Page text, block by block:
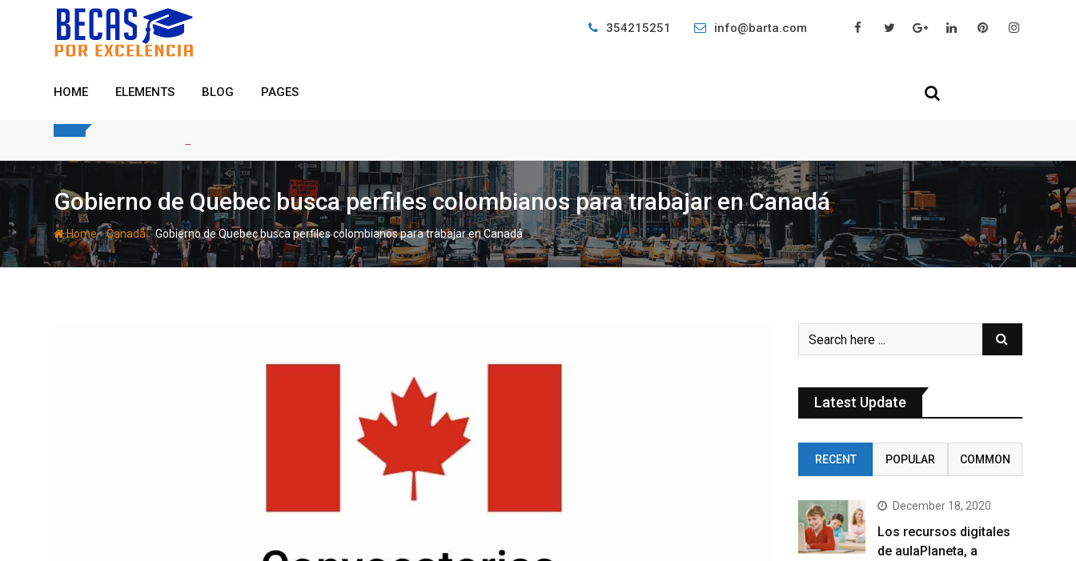
354215251 info@barta.com
HOME ELEMENTS BLOG PAGES
Gobierno de Quebec busca perfiles colombianos para trabajar en Canadá
Home-Canadá-Gobierno de Quebec busca perfiles colombianos para trabajar en Canadá
Latest Update
RECENT POPULAR COMMON
December 18, 2020
Los recursos digitales
de aulaPlaneta, a